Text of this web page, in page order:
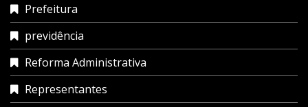
Prefeitura
previdência
Reforma Administrativa
Representantes